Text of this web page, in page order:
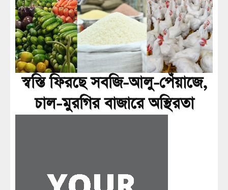
স্বস্তি ফিরছে সবজি-আলু-পেঁয়াজে,
চাল-মুরগির বাজারে অস্থিরতা